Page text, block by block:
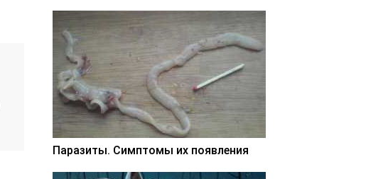
Паразиты. Симптомы их появления